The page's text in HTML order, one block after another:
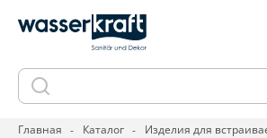
Главная Каталог Изделия для